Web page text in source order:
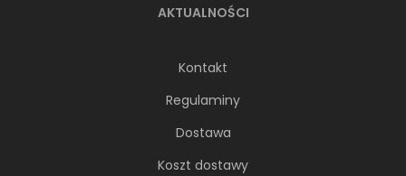
AKTUALNOŚCI
Kontakt
Regulaminy
Dostawa
Koszt dostawy